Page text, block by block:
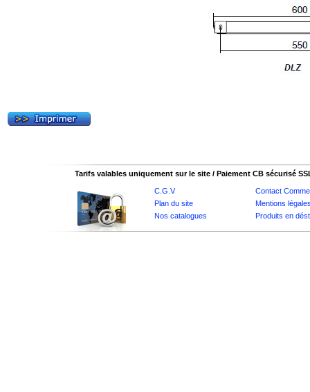
Tarifs valables uniquement sur le site / Paiement CB sécurisé
C.G.V
Contact
Plan du site
Mentions
Nos catalogues
Produits en